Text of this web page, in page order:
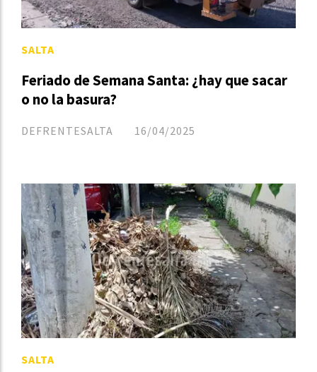
Feriado de Semana Santa: ¿hay que sacar
o no la basura?
DEFRENTESALTA
SALTA
16/04/2025
SALTA